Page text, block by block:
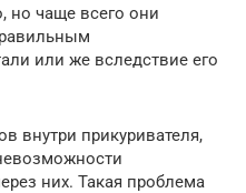
но чаще всего они
или же вследствие его
внутри прикуривателя,
них. Такая проблема